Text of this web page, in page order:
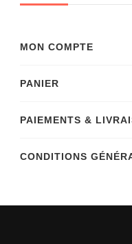
MON COMPTE
PANIER
PAIEMENTS &
CONDITIONS